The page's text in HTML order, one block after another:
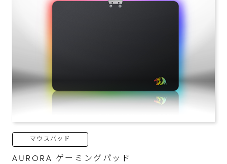
マウスパッド
AURORA ゲーミングパッド